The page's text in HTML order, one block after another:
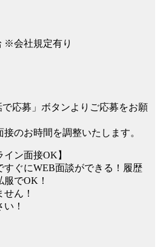
※会社規定有り
で応募」ボタンよりご応募をお願
のお時間を調整いたします。
ン面接OK】
すぐにWEB面談ができる！履歴
でOK！
ん！
！